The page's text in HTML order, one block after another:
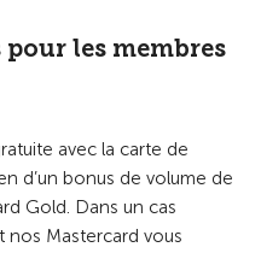
les membres
avec la carte de
d’un bonus de volume de
Gold. Dans un cas
nos Mastercard vous